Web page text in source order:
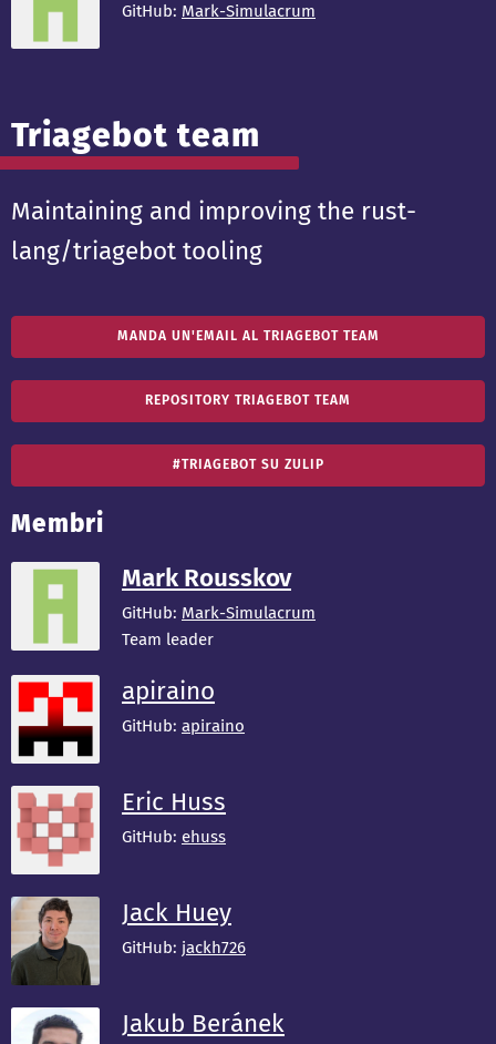
GitHub: Mark-Simulacrum
Triagebot team
Maintaining and improving the rust-
lang/triagebot tooling
MANDA UN'EMAIL AL TRIAGEBOT TEAM
REPOSITORY TRIAGEBOT TEAM
#TRIAGEBOT SU ZULIP
Membri
Mark Rousskov
GitHub: Mark-Simulacrum
Team leader
apiraino
GitHub: apiraino
Eric Huss
GitHub: ehuss
Jack Huey
GitHub: jackh726
Jakub Beránek